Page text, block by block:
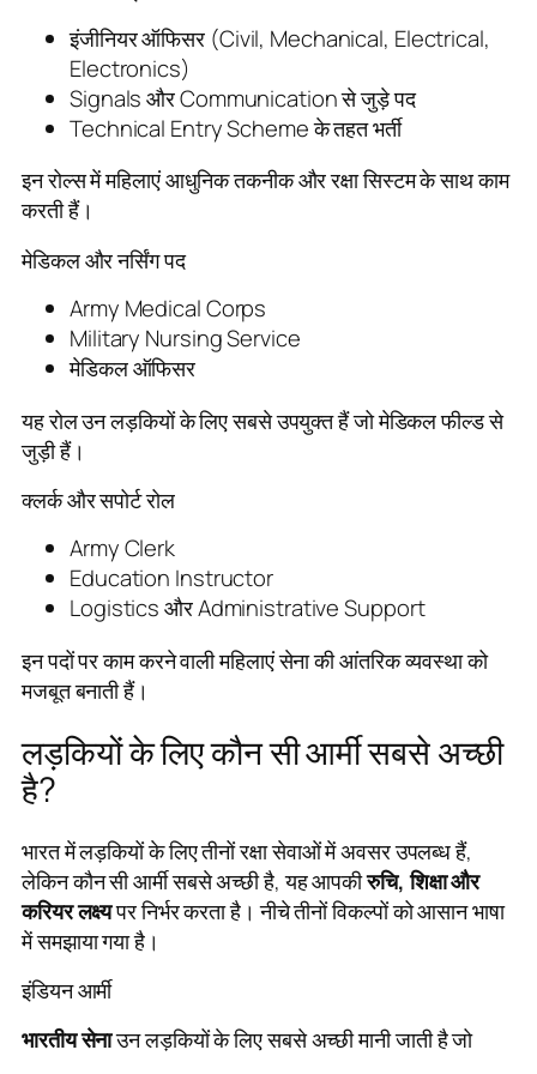
इंजीनियर ऑफिसर (Civil, Mechanical, Electrical,
Electronics)
Signals और Communication से जुड़े पद
Technical Entry Scheme के तहत भर्ती
इन रोल्स में महिलाएं आधुनिक तकनीक और रक्षा सिस्टम के साथ काम
करती हैं।
मेडिकल और नर्सिंग पद
Army Medical Corps
Military Nursing Service
मेडिकल ऑफिसर
यह रोल उन लड़कियों के लिए सबसे उपयुक्त हैं जो मेडिकल फील्ड से
जुड़ी हैं।
क्लर्क और सपोर्ट रोल
Army Clerk
Education Instructor
Logistics और Administrative Support
इन पदों पर काम करने वाली महिलाएं सेना की आंतरिक व्यवस्था को
मजबूत बनाती हैं।
लड़कियों के लिए कौन सी आर्मी सबसे अच्छी
है?
भारत में लड़कियों के लिए तीनों रक्षा सेवाओं में अवसर उपलब्ध हैं,
लेकिन कौन सी आर्मी सबसे अच्छी है, यह आपकीरुचि, शिक्षा और
करियर लक्ष्यपर निर्भर करता है। नीचे तीनों विकल्पों को आसान भाषा
में समझाया गया है।
इंडियन आर्मी
भारतीय सेनाउन लड़कियों के लिए सबसे अच्छी मानी जाती है जो